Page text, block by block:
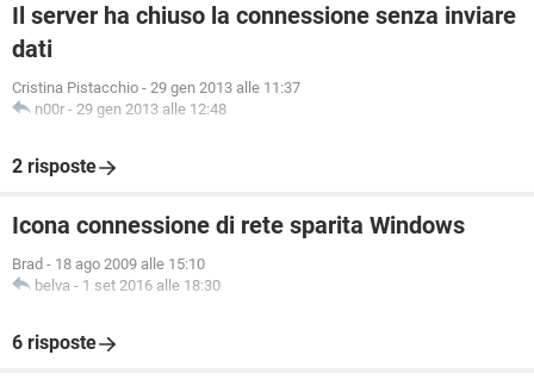
Il server ha chiuso la connessione senza inviare
dati
Cristina Pistacchio - 29 gen 2013 alle 11:37
n00r - 29 gen 2013 alle 12:48
2 risposte
Icona connessione di rete sparita Windows
Brad - 18 ago 2009 alle 15:10
belva - 1 set 2016 alle 18:30
6 risposte